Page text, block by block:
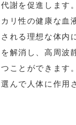
謝を促進します。
リ性の健康な
れる理想な体内
解消し、高周
ことができます。
んで人体に作